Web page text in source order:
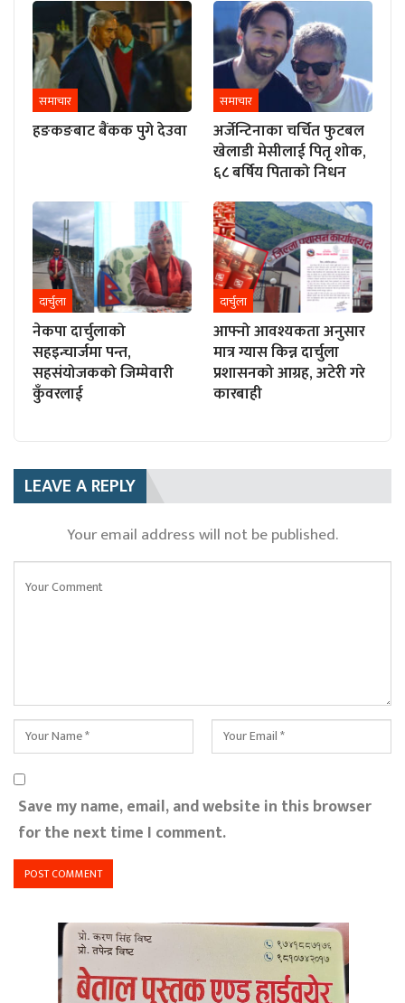
समाचार
हङकङबाट बैंकक पुगे देउवा
समाचार
अर्जेन्टिनाका चर्चित फुटबल
खेलाडी मेसीलाई पितृ शोक,
६८ बर्षिय पिताको निधन
दार्चुला
नेकपा दार्चुलाको
सहइन्चार्जमा पन्त,
सहसंयोजकको जिम्मेवारी
कुँवरलाई
दार्चुला
आफ्नो आवश्यकता अनुसार
मात्र ग्यास किन्न दार्चुला
प्रशासनको आग्रह, अटेरी गरे
कारबाही
LEAVE A REPLY
Your email address will not be published.
Save my name, email, and website in this browser
for the next time I comment.